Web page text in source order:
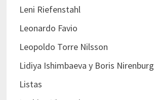
Leni Riefenstahl
Leonardo Favio
Leopoldo Torre Nilsson
Lidiya Ishimbaeva y Boris Nirenburg
Listas